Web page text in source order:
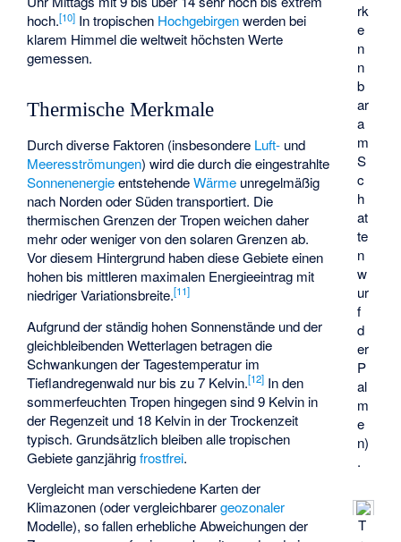
rk
e
n
n
b
ar
a
m
S
c
h
at
te
n
w
ur
f
d
er
P
al
m
e
n)
.
hoch.[10] In tropischen Hochgebirgenwerden bei
klarem Himmel die weltweit höchsten Werte
gemessen.
Thermische Merkmale
T
Durch diverse Faktoren (insbesondere Luft- und
Meeresströmungen) wird die durch die eingestrahlte
SonnenenergieentstehendeWärme unregelmäßig
nach Norden oder Süden transportiert. Die
thermischen Grenzen der Tropen weichen daher
mehr oder weniger von den solaren Grenzen ab.
Vor diesem Hintergrund haben diese Gebiete einen
hohen bis mittleren maximalen Energieeintrag mit
niedriger Variationsbreite.[11]
Aufgrund der ständig hohen Sonnenstände und der
gleichbleibenden Wetterlagen betragen die
Schwankungen der Tagestemperatur im
Tieflandregenwald nur bis zu 7 Kelvin.[12] In den
sommerfeuchten Tropen hingegen sind 9 Kelvin in
der Regenzeit und 18 Kelvin in der Trockenzeit
typisch. Grundsätzlich bleiben alle tropischen
Gebiete ganzjährigfrostfrei.
Vergleicht man verschiedene Karten der
Klimazonen (oder vergleichbarergeozonaler
Modelle), so fallen erhebliche Abweichungen der